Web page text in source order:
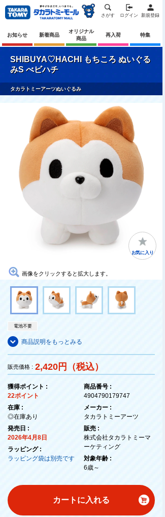
さがす ログイン 新規登録
お知らせ 新着商品
オリジナル
商品
再入荷 特集
SHIBUYA♡HACHI もちころ ぬいぐる
みS べビハチ
タカラトミーアーツぬいぐるみ
お気に入り
画像をクリックすると拡大します。
電池不要
商品説明をもっとみる
販売価格 : 2,420円（税込）
獲得ポイント :
22ポイント
在庫 :
◎在庫あり
発売日 :
2026年4月8日
ラッピング :
ラッピング袋は別売です
商品番号 :
4904790179747
メーカー :
タカラトミーアーツ
販売 :
株式会社タカラトミーマ
ーケティング
対象年齢 :
6歳～
カートに入れる